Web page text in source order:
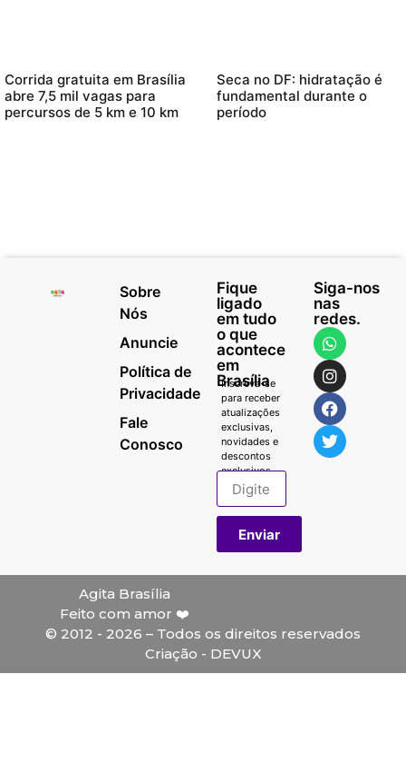
Corrida gratuita em Brasília
abre 7,5 mil vagas para
percursos de 5 km e 10 km
Seca no DF: hidratação é
fundamental durante o
período
Sobre
Nós
Anuncie
Política de
Privacidade
Fale
Conosco
Fique
ligado
em tudo
o que
acontece
em
Brasília
Inscreva-se
para receber
atualizações
exclusivas,
novidades e
descontos
exclusivos.
Enviar
Siga-nos
nas
redes.
Agita Brasília
Feito com amor ❤️
© 2012 - 2026 – Todos os direitos reservados
Criação - DEVUX